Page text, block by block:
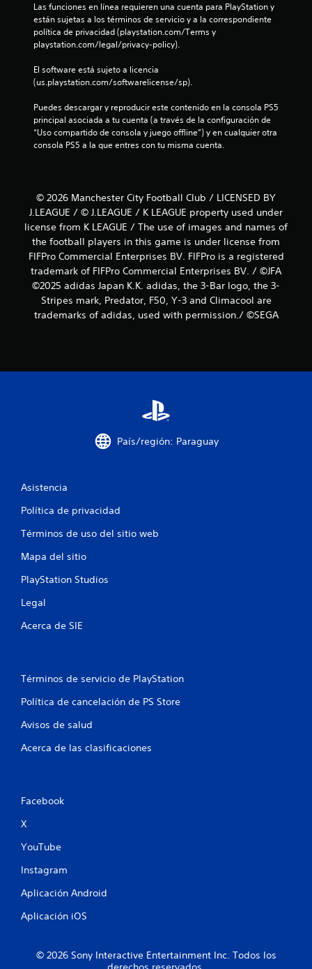
Las funciones en línea requieren una cuenta para PlayStation y
están sujetas a los términos de servicio y a la correspondiente
política de privacidad (playstation.com/Terms y
playstation.com/legal/privacy-policy).
El software está sujeto a licencia
(us.playstation.com/softwarelicense/sp).
Puedes descargar y reproducir este contenido en la consola PS5
principal asociada a tu cuenta (a través de la configuración de
“Uso compartido de consola y juego offline”) y en cualquier otra
consola PS5 a la que entres con tu misma cuenta.
© 2026 Manchester City Football Club / LICENSED BY
J.LEAGUE / © J.LEAGUE / K LEAGUE property used under
license from K LEAGUE / The use of images and names of
the football players in this game is under license from
FIFPro Commercial Enterprises BV. FIFPro is a registered
trademark of FIFPro Commercial Enterprises BV. / ©JFA
©2025 adidas Japan K.K. adidas, the 3-Bar logo, the 3-
Stripes mark, Predator, F50, Y-3 and Climacool are
trademarks of adidas, used with permission./ ©SEGA
País/región: Paraguay
Asistencia
Política de privacidad
Términos de uso del sitio web
Mapa del sitio
PlayStation Studios
Legal
Acerca de SIE
Términos de servicio de PlayStation
Política de cancelación de PS Store
Avisos de salud
Acerca de las clasificaciones
Facebook
X
YouTube
Instagram
Aplicación Android
Aplicación iOS
© 2026 Sony Interactive Entertainment Inc. Todos los